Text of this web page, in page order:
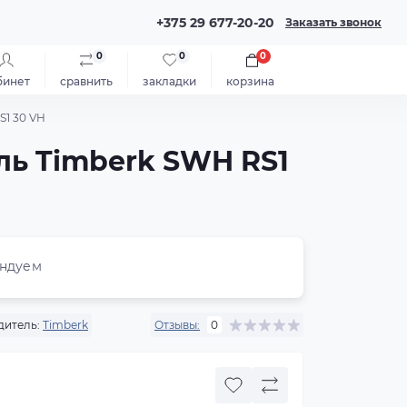
+375 29 677-20-20 Заказать звонок
сравнить
0
закладки
0
корзина
0
30 VH
Timberk SWH RS1
Timberk Отзывы: 0